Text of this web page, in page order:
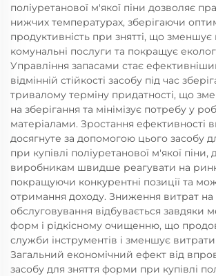
поліуретанової м'якої піни дозволяє
нижчих температурах, зберігаючи
продуктивність при знятті, що зменшує
комунальні послуги та покращує
Управління запасами стає
відмінній стійкості засобу під час
тривалому терміну придатності, що
на зберігання та мінімізує потребу у
матеріалами. Зростання ефективності
досягнуте за допомогою цього засобу
при купівлі поліуретанової м'якої піни,
виробникам швидше реагувати на
покращуючи конкурентні позиції та
отримання доходу. Зниження витрат на
обслуговування відбувається завдяки
форм і рідкісному очищенню, що
служби інструментів і зменшує витрати
Загальний економічний ефект від
засобу для зняття форми при купівлі